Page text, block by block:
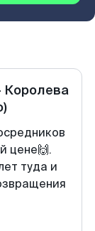
Королева
цене🙌.
туда и